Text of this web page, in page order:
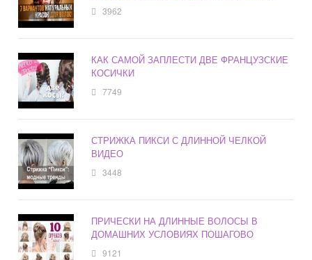
3962
КАК САМОЙ ЗАПЛЕСТИ ДВЕ ФРАНЦУЗСКИЕ
КОСИЧКИ
7749
СТРИЖКА ПИКСИ С ДЛИННОЙ ЧЕЛКОЙ
ВИДЕО
3448
ПРИЧЕСКИ НА ДЛИННЫЕ ВОЛОСЫ В
ДОМАШНИХ УСЛОВИЯХ ПОШАГОВО
9121